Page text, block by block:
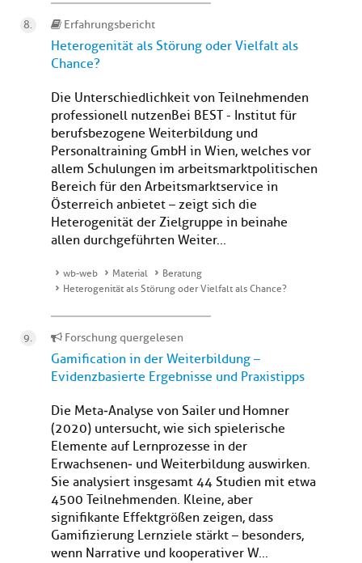
Erfahrungsbericht
Heterogenität als Störung oder Vielfalt als
Chance?
Die Unterschiedlichkeit von Teilnehmenden
professionell nutzenBei BEST - Institut für
berufsbezogene Weiterbildung und
Personaltraining GmbH in Wien, welches vor
allem Schulungen im arbeitsmarktpolitischen
Bereich für den Arbeitsmarktservice in
Österreich anbietet – zeigt sich die
Heterogenität der Zielgruppe in beinahe
allen durchgeführten Weiter...
wb-web Material
Beratung
Heterogenität als Störung oder Vielfalt als Chance?
Forschung quergelesen
Gamification in der Weiterbildung –
Evidenzbasierte Ergebnisse und Praxistipps
Die Meta‑Analyse von Sailer und Homner
(2020) untersucht, wie sich spielerische
Elemente auf Lernprozesse in der
Erwachsenen‑ und Weiterbildung auswirken.
Sie analysiert insgesamt 44 Studien mit etwa
4500 Teilnehmenden. Kleine, aber
signifikante Effektgrößen zeigen, dass
Gamifizierung Lernziele stärkt – besonders,
wenn Narrative und kooperativer W...